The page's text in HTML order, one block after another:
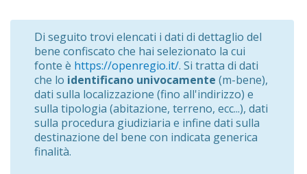
Di seguito trovi elencati i dati di dettaglio del
bene confiscato che hai selezionato la cui
fonte è https://openregio.it/. Si tratta di dati
che lo identificano univocamente (m-bene),
dati sulla localizzazione (fino all'indirizzo) e
sulla tipologia (abitazione, terreno, ecc...), dati
sulla procedura giudiziaria e infine dati sulla
destinazione del bene con indicata generica
finalità.